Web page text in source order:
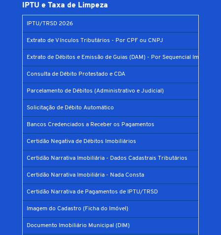
IPTU e Taxa de Limpeza
IPTU/TRSD 2026
Extrato de Vínculos Tributários - Por CPF ou CNPJ
Extrato de Débitos e Emissão de Guias (DAM) - Por Sequencial Imobiliário
Consulta de Débito Protestado e CDA
Parcelamento de Débitos (Administrativo e Judicial)
Solicitação de Débito Automático
Bancos Credenciados a Receber os Pagamentos
Certidão Negativa de Débitos Imobiliários
Certidão Narrativa Imobiliária - Dados Cadastrais Tributários
Certidão Narrativa Imobiliária - Nada Consta
Certidão Narrativa de Pagamentos de IPTU/TRSD
Imagem do Cadastro (Ficha do Imóvel)
Documento Imobiliário Municipal (DIM)